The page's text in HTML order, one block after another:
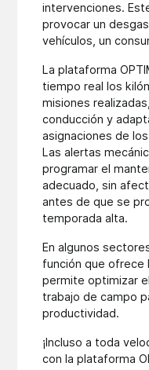
intervenciones.
provocar un
vehículos, un
La plataforma
tiempo real los
misiones
conducción y
asignaciones de
Las alertas
programar el
adecuado, sin
antes de que se
temporada alta.
En algunos
función que ofrece
permite optimizar
trabajo de campo
productividad.
¡Incluso a toda
con la plataforma